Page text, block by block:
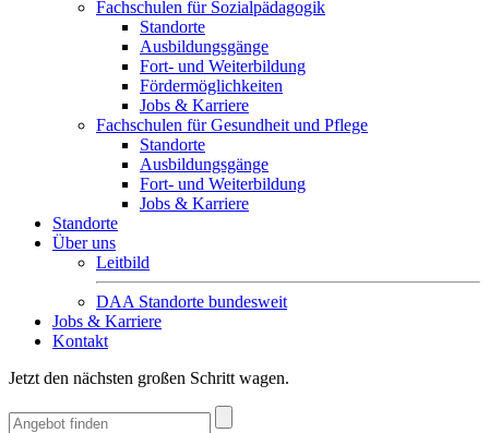
Fachschulen für Sozialpädagogik
Standorte
Ausbildungsgänge
Fort- und Weiterbildung
Fördermöglichkeiten
Jobs & Karriere
Fachschulen für Gesundheit und Pflege
Standorte
Ausbildungsgänge
Fort- und Weiterbildung
Jobs & Karriere
Standorte
Über uns
Leitbild
DAA Standorte bundesweit
Jobs & Karriere
Kontakt
Jetzt den nächsten großen Schritt wagen.